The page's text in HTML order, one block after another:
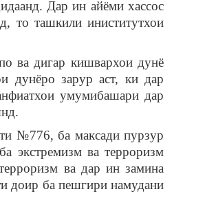
Дар ин айёми хассос
то ташкили иниститутхои
ва дигар кишвархои дунё
дунёро зарур аст, ки дар
умумибашари дар
№776, ба максади пурзур
экстремизм ва терроризм
ва дар ин замина
доир ба пешгири намудани